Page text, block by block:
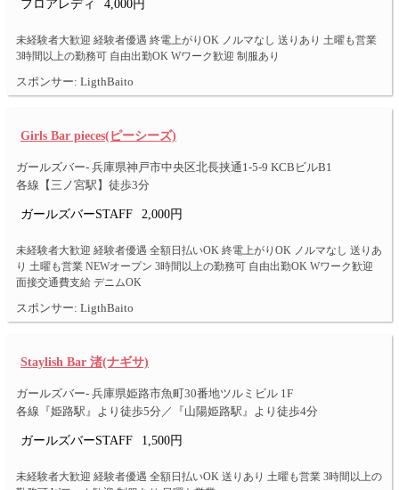
フロアレディ 4,000円
未経験者大歓迎 経験者優遇 終電上がりOK ノルマなし 送りあり 土曜も営業
3時間以上の勤務可 自由出勤OK Wワーク歓迎 制服あり
スポンサー: LigthBaito
Girls Bar pieces(ピーシーズ)
ガールズバー- 兵庫県神戸市中央区北長挟通1-5-9 KCBビルB1
各線【三ノ宮駅】徒歩3分
ガールズバーSTAFF 2,000円
未経験者大歓迎 経験者優遇 全額日払いOK 終電上がりOK ノルマなし 送りあ
り 土曜も営業 NEWオープン 3時間以上の勤務可 自由出勤OK Wワーク歓迎
面接交通費支給 デニムOK
スポンサー: LigthBaito
Staylish Bar 渚(ナギサ)
ガールズバー- 兵庫県姫路市魚町30番地ツルミビル 1F
各線『姫路駅』より徒歩5分／『山陽姫路駅』より徒歩4分
ガールズバーSTAFF 1,500円
未経験者大歓迎 経験者優遇 全額日払いOK 送りあり 土曜も営業 3時間以上の